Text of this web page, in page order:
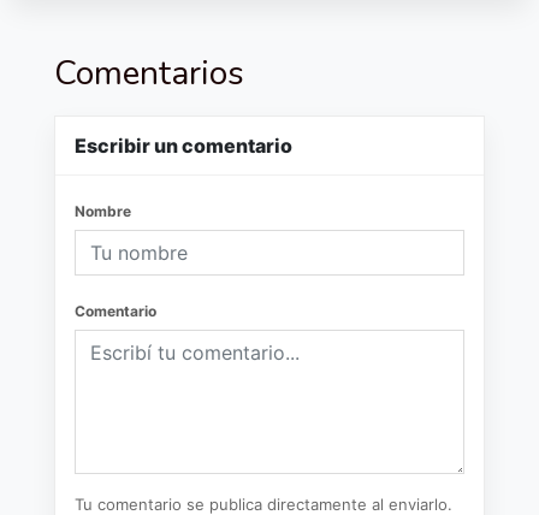
Comentarios
Escribir un comentario
Nombre
Comentario
Tu comentario se publica directamente al enviarlo.